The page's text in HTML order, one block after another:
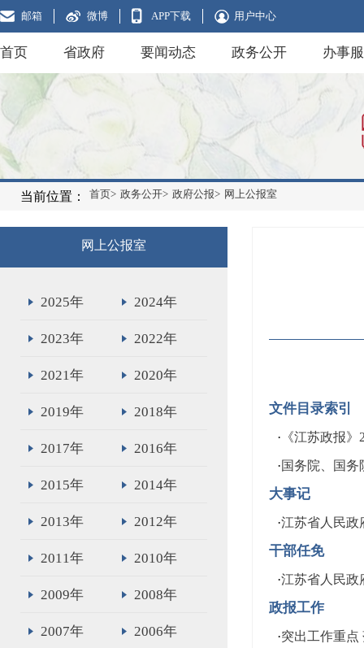
邮箱 微博 APP下载 用户中心
首页 省政府 要闻动态 政务公开 办事
当前位置： 首页> 政务公开> 政府公报> 网上公报室
网上公报室
2025年 2024年
2023年 2022年
2021年 2020年
2019年 2018年
2017年 2016年
2015年 2014年
2013年 2012年
2011年 2010年
2009年 2008年
2007年 2006年
文件目录索引
· 《江苏政报
·国务院、国
大事记
·江苏省人民政
干部任免
·江苏省人民政
政报工作
·突出工作重点